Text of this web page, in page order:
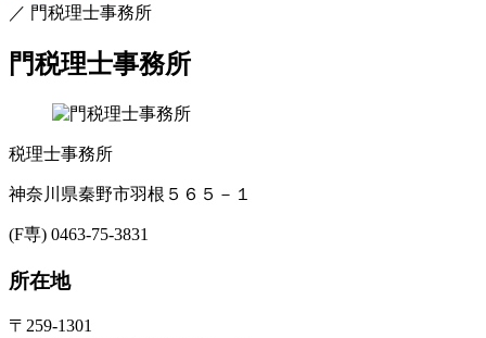
／ 門税理士事務所
門税理士事務所
税理士事務所
神奈川県秦野市羽根５６５－１
(F専) 0463-75-3831
所在地
〒259-1301